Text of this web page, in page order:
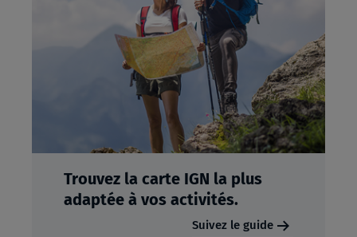
Trouvez la carte IGN la plus
adaptée à vos activités.
Suivez le guide